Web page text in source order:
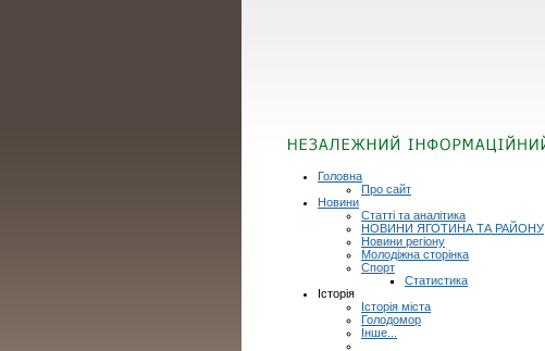
Головна
Про сайт
Новини
Статті та аналітика
НОВИНИ ЯГОТИНА ТА РАЙОНУ
Новини регіону
Молодіжна сторінка
Спорт
Статистика
Історія
Історія міста
Голодомор
Інше...